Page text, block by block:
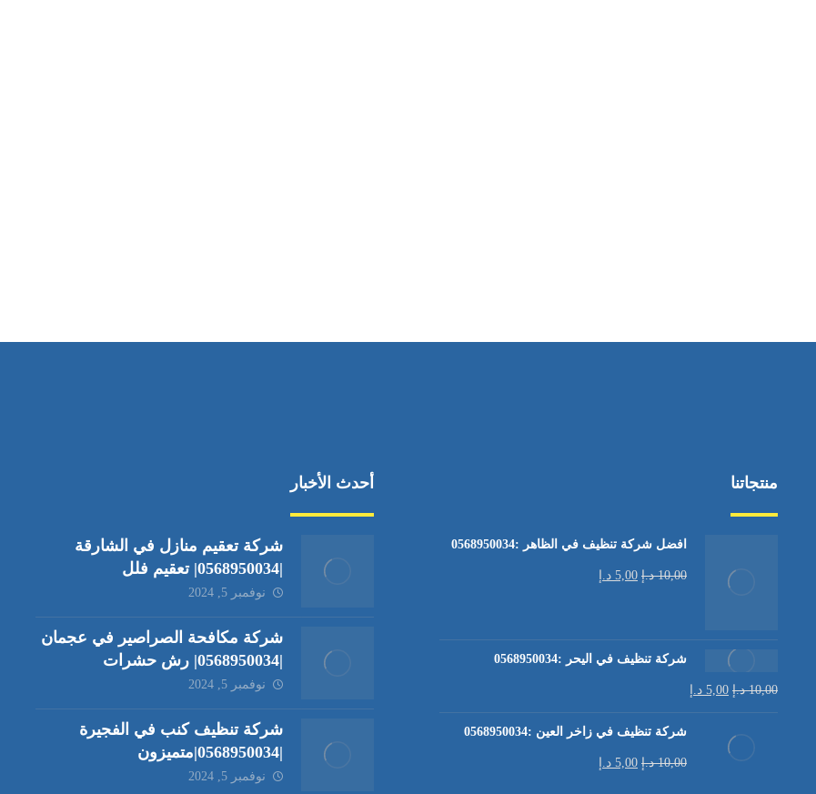
منتجاتنا
افضل شركة تنظيف في الظاهر :0568950034
10,00 د.إ 5,00 د.إ
شركة تنظيف في اليحر :0568950034
10,00 د.إ 5,00 د.إ
شركة تنظيف في زاخر العين :0568950034
10,00 د.إ 5,00 د.إ
أحدث الأخبار
شركة تعقيم منازل في الشارقة
|0568950034| تعقيم فلل
نوفمبر 5, 2024
شركة مكافحة الصراصير في عجمان
|0568950034| رش حشرات
نوفمبر 5, 2024
شركة تنظيف كنب في الفجيرة
|0568950034|متميزون
نوفمبر 5, 2024